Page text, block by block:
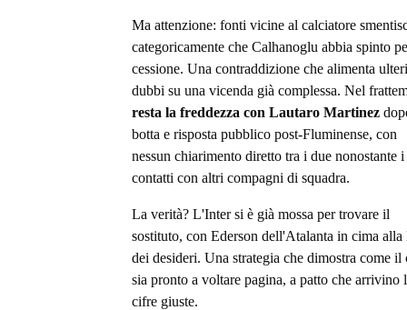
Ma attenzione: fonti vicine al calciatore
categoricamente che Calhanoglu abbia spinto
cessione. Una contraddizione che alimenta
dubbi su una vicenda già complessa. Nel
resta la freddezza con Lautaro Martinez
botta e risposta pubblico post-Fluminense, con
nessun chiarimento diretto tra i due nonostante i
contatti con altri compagni di squadra.
La verità? L'Inter si è già mossa per trovare il
sostituto, con Ederson dell'Atalanta in cima alla
dei desideri. Una strategia che dimostra come il
sia pronto a voltare pagina, a patto che arrivino
cifre giuste.